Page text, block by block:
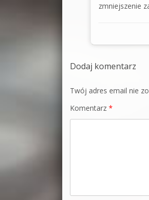
zmniejszenie
Dodaj komentarz
Twój adres email nie
Komentarz *